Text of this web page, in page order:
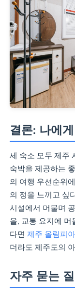
결론: 나에
세 숙소 모두 제주
숙박을 제공하는
의 여행 우선순위
의 정을 느끼고 싶
시설에서 머물며
을, 교통 요지에
다면 제주 올림피아
더라도 제주도의
자주 묻는